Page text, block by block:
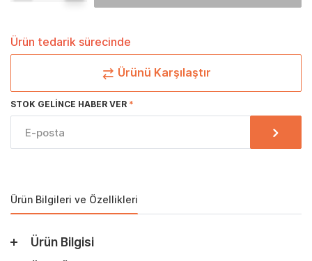
Ürün tedarik sürecinde
Ürünü Karşılaştır
STOK GELINCE HABER VER
Ürün Bilgileri ve Özellikleri
Ürün Bilgisi